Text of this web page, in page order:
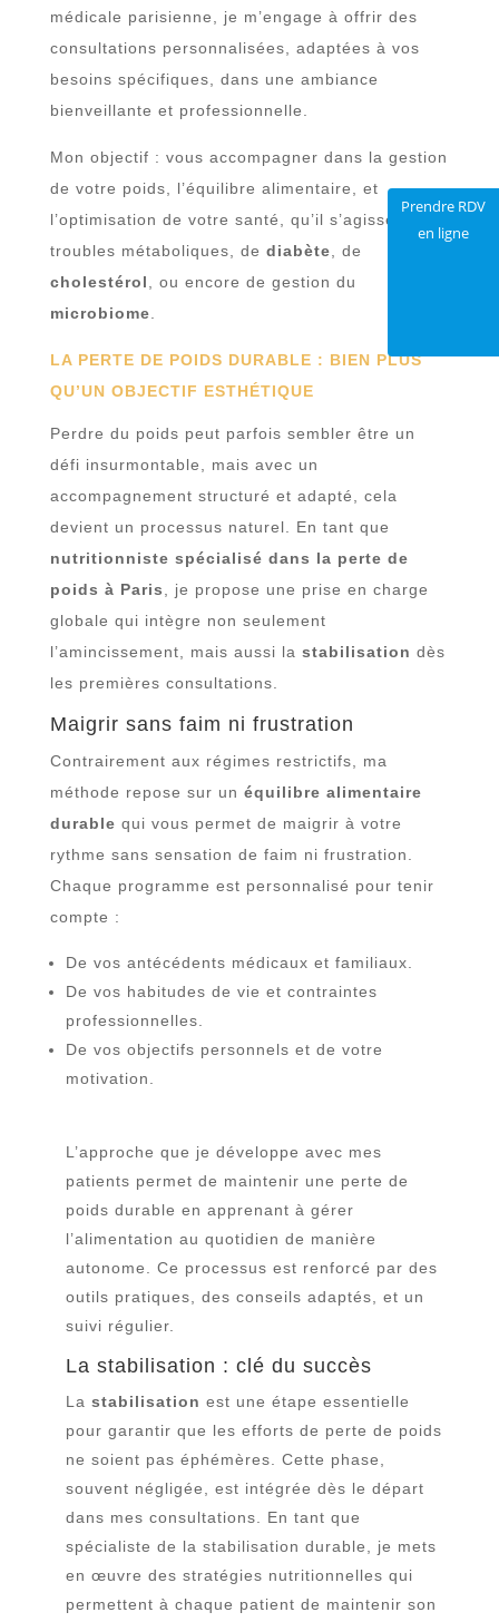
Prendre RDV
en ligne
médicale parisienne, je m’engage à offrir des
consultations personnalisées, adaptées à vos
besoins spécifiques, dans une ambiance
bienveillante et professionnelle.
Mon objectif : vous accompagner dans la gestion
de votre poids, l’équilibre alimentaire, et
l’optimisation de votre santé, qu’il s’agisse de
troubles métaboliques, de diabète , de
cholestérol
, ou encore de gestion du
microbiome
LA PERTE DE POIDS DURABLE : BIEN PLUS
QU’UN OBJECTIF ESTHÉTIQUE
Perdre du poids peut parfois sembler être un
défi insurmontable, mais avec un
accompagnement structuré et adapté, cela
devient un processus naturel. En tant que
nutritionniste spécialisé dans la perte de
poids à Paris
, je propose une prise en charge
globale qui intègre non seulement
l’amincissement, mais aussi la stabilisation dès
les premières consultations.
Maigrir sans faim ni frustration
Contrairement aux régimes restrictifs, ma
méthode repose sur un équilibre alimentaire
durable qui vous permet de maigrir à votre
rythme sans sensation de faim ni frustration.
Chaque programme est personnalisé pour tenir
compte :
De vos antécédents médicaux et familiaux.
De vos habitudes de vie et contraintes
professionnelles.
De vos objectifs personnels et de votre
motivation.
L’approche que je développe avec mes
patients permet de maintenir une perte de
poids durable en apprenant à gérer
l’alimentation au quotidien de manière
autonome. Ce processus est renforcé par des
outils pratiques, des conseils adaptés, et un
suivi régulier.
La stabilisation : clé du succès
La stabilisation est une étape essentielle
pour garantir que les efforts de perte de poids
ne soient pas éphémères. Cette phase,
souvent négligée, est intégrée dès le départ
dans mes consultations. En tant que
spécialiste de la stabilisation durable, je mets
en œuvre des stratégies nutritionnelles qui
permettent à chaque patient de maintenir son